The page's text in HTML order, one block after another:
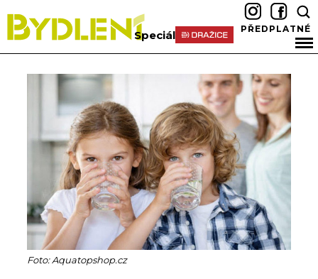
Speciál PŘEDPLATNÉ
Foto: Aquatopshop.cz